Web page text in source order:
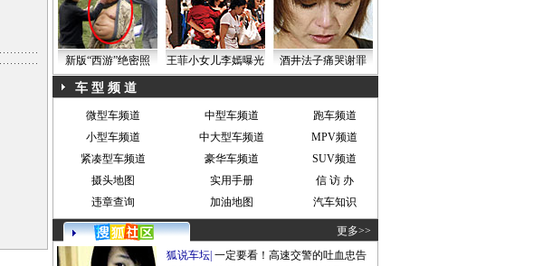
新版“西游”绝密照 王菲小女儿李嫣曝光 酒井法子痛哭谢罪
车 型 频 道
微型车频道 中型车频道
跑车频道
小型车频道
中大型车频道
MPV频道
紧凑型车频道
豪华车频道
SUV频道
摄头地图
实用手册
信 访 办
违章查询
加油地图 汽车知识
更多>>
狐说车坛 一定要看！高速交警的吐血忠告